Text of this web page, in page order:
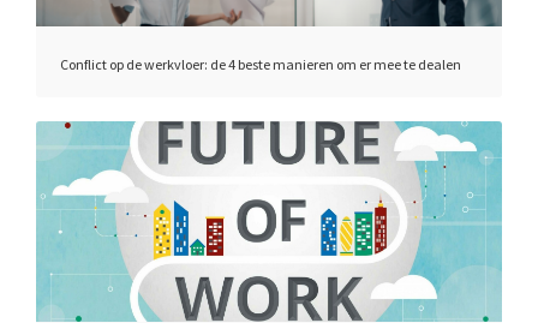
Conflict op de werkvloer: de 4 beste manieren om er mee te dealen